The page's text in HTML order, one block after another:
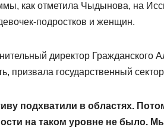
как отметила Чыдынова, на
подрост­ков и женщин.
директор Гражданского
призвала государственный
подхватили в областях.
на таком уровне не было.